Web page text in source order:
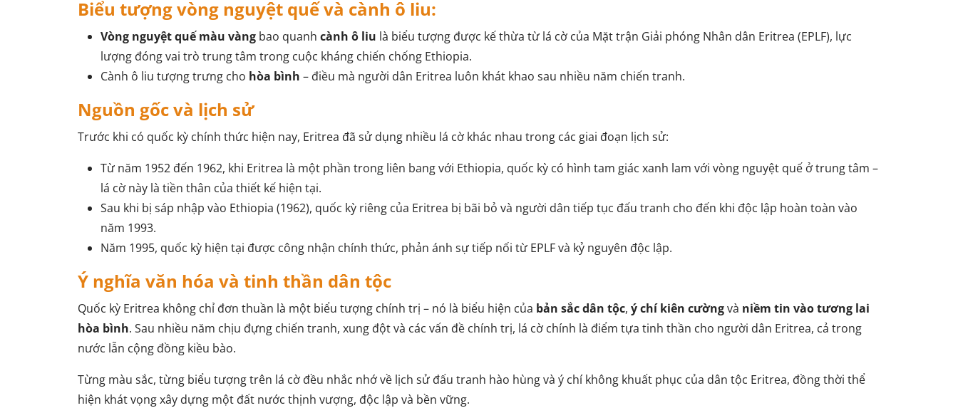
Biểu tượng vòng nguyệt quế và cành ô liu:
Vòng nguyệt quế màu vàng bao quanh cành ô liu là biểu tượng được kế thừa từ lá cờ của Mặt trận Giải phóng Nhân dân Eritrea (EPLF), lực
lượng đóng vai trò trung tâm trong cuộc kháng chiến chống Ethiopia.
Cành ô liu tượng trưng cho hòa bình – điều mà người dân Eritrea luôn khát khao sau nhiều năm chiến tranh.
Nguồn gốc và lịch sử
Trước khi có quốc kỳ chính thức hiện nay, Eritrea đã sử dụng nhiều lá cờ khác nhau trong các giai đoạn lịch sử:
Từ năm 1952 đến 1962, khi Eritrea là một phần trong liên bang với Ethiopia, quốc kỳ có hình tam giác xanh lam với vòng nguyệt quế ở trung tâm –
lá cờ này là tiền thân của thiết kế hiện tại.
Sau khi bị sáp nhập vào Ethiopia (1962), quốc kỳ riêng của Eritrea bị bãi bỏ và người dân tiếp tục đấu tranh cho đến khi độc lập hoàn toàn vào
năm 1993.
Năm 1995, quốc kỳ hiện tại được công nhận chính thức, phản ánh sự tiếp nối từ EPLF và kỷ nguyên độc lập.
Ý nghĩa văn hóa và tinh thần dân tộc
Quốc kỳ Eritrea không chỉ đơn thuần là một biểu tượng chính trị – nó là biểu hiện của bản sắc dân tộc, ý chí kiên cườngvà niềm tin vào tương lai
hòa bình. Sau nhiều năm chịu đựng chiến tranh, xung đột và các vấn đề chính trị, lá cờ chính là điểm tựa tinh thần cho người dân Eritrea, cả trong
nước lẫn cộng đồng kiều bào.
Từng màu sắc, từng biểu tượng trên lá cờ đều nhắc nhớ về lịch sử đấu tranh hào hùng và ý chí không khuất phục của dân tộc Eritrea, đồng thời thể
hiện khát vọng xây dựng một đất nước thịnh vượng, độc lập và bền vững.